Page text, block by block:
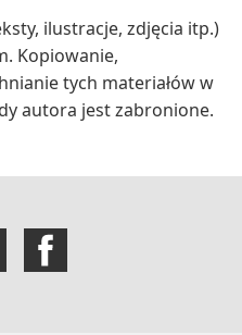
ilustracje, zdjęcia itp.)
Kopiowanie,
tych materiałów w
autora jest zabronione.